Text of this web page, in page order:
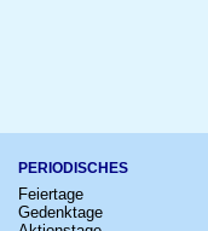
PERIODISCHES
Feiertage
Gedenktage